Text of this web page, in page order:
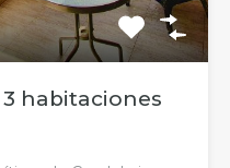
habitaciones